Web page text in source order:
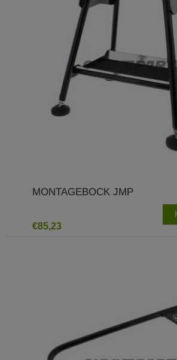
MONTAGEBOCK JMP
€85,23